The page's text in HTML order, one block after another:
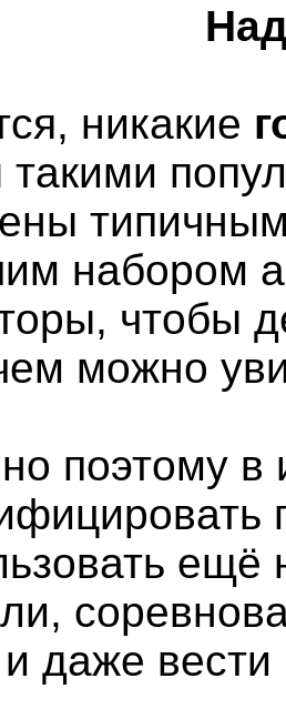
никакие
набором
чтобы
можно
поэтому в
и даже